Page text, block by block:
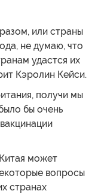
или страны
не думаю, что
удастся их
Кэролин Кейси.
получи мы
бы очень
может
вопросы
странах